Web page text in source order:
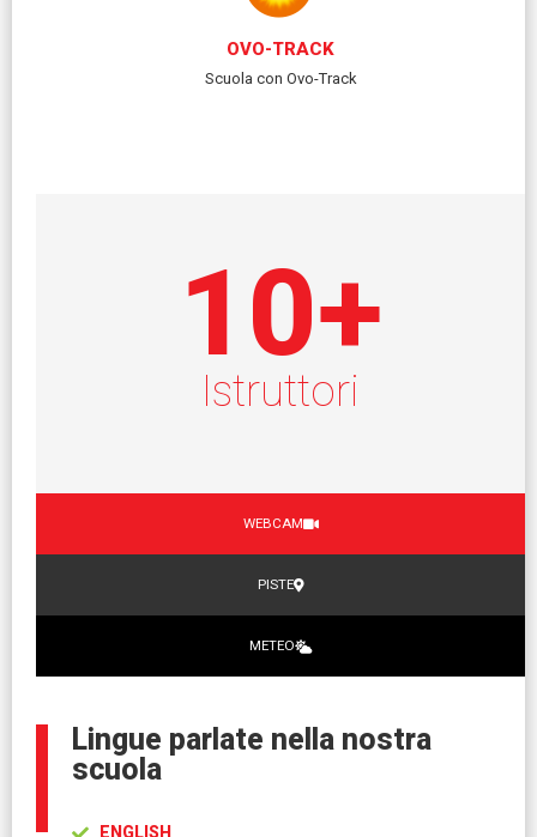
OVO-TRACK
Scuola con Ovo-Track
Istruttori
10+
WEBCAM
PISTE
METEO
Lingue parlate nella nostra
scuola
ENGLISH